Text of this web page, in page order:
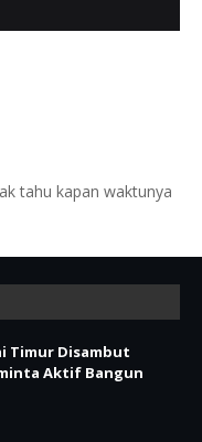
tahu kapan waktunya
Timur Disambut
Aktif Bangun